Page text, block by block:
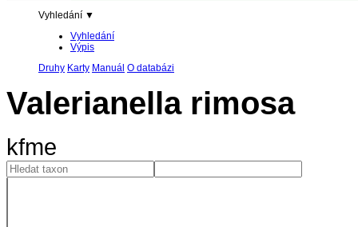
Vyhledání ▼
Vyhledání
Výpis
Druhy Karty Manuál O databázi
Valerianella rimosa
kfme